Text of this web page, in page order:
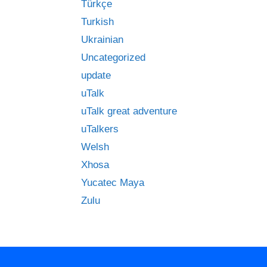
Türkçe
Turkish
Ukrainian
Uncategorized
update
uTalk
uTalk great adventure
uTalkers
Welsh
Xhosa
Yucatec Maya
Zulu